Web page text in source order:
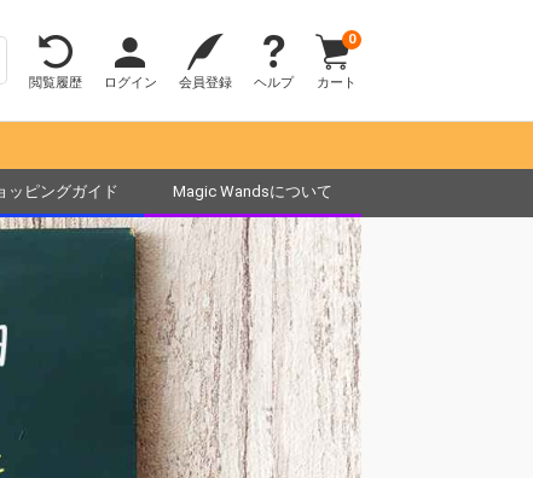
閲覧履歴 ログイン 会員登録 ヘルプ カート
0
ッピングガイド Magic Wandsについて